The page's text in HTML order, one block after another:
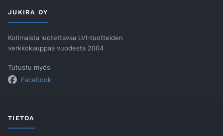
JUKIRA OY
Kotimaista luotettavaa LVI-tuotteiden
verkkokauppaa vuodesta 2004
Tutustu myös
Facebook
TIETOA